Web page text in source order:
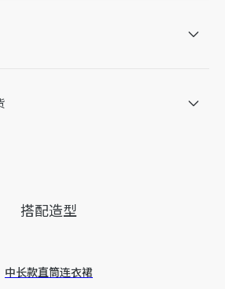
生产批次等原因，网站中的信息可能存
搭配造型
中长款直筒连衣裙